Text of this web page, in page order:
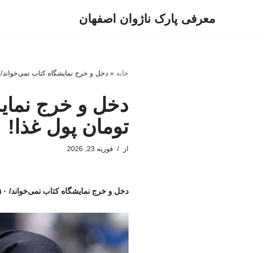
معرفی پارک ناژوان اصفهان
خانه »دخل و خرج نمایشگاه کتاب نمی‌خواند/ ۱۰ میلیارد تومان پول غذا!
تومان پول غذا!
از فوریه 23, 2026
دخل و خرج نمایشگاه کتاب نمی‌خواند/ ۱۰ میلیارد تومان پول غذا!